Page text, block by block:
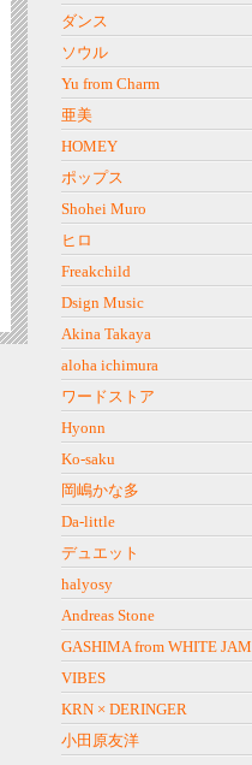
ダンス
ソウル
Yu from Charm
亜美
HOMEY
ポップス
Shohei Muro
ヒロ
Freakchild
Dsign Music
Akina Takaya
aloha ichimura
ワードストア
Hyonn
Ko-saku
岡嶋かな多
Da-little
デュエット
halyosy
Andreas Stone
GASHIMA from WHITE JAM
VIBES
KRN × DERINGER
小田原友洋